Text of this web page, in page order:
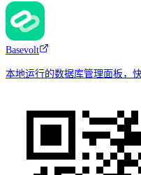
Basevolt
本地运行的数据库管理面板，